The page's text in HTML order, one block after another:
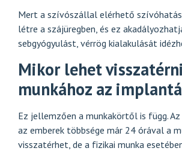
Mert a szívószállal elérhető
létre a szájüregben, és ez
sebgyógyulást, vérrög kialakulását
Mikor lehet
munkához az
Ez jellemzően a munkakörtől is függ.
az emberek többsége már 24 órával a
visszatérhet, de a fizikai munka